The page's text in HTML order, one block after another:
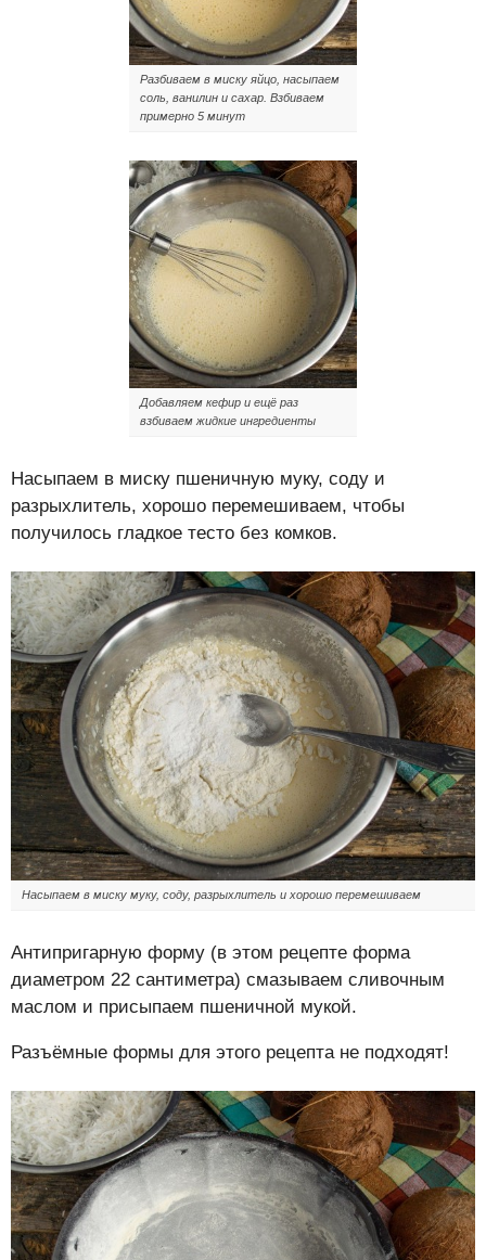
Разбиваем в миску яйцо, насыпаем
соль, ванилин и сахар. Взбиваем
примерно 5 минут
Добавляем кефир и ещё раз
взбиваем жидкие ингредиенты
Насыпаем в миску пшеничную муку, соду и
разрыхлитель, хорошо перемешиваем, чтобы
получилось гладкое тесто без комков.
Насыпаем в миску муку, соду, разрыхлитель и хорошо перемешиваем
Антипригарную форму (в этом рецепте форма
диаметром 22 сантиметра) смазываем сливочным
маслом и присыпаем пшеничной мукой.
Разъёмные формы для этого рецепта не подходят!